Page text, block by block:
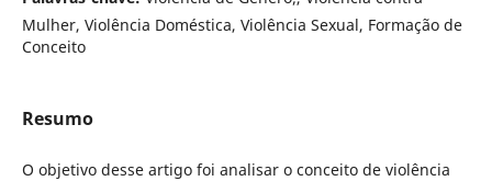
Mulher, Violência Doméstica, Violência Sexual, Formação de
Conceito
Resumo
O objetivo desse artigo foi analisar o conceito de violência